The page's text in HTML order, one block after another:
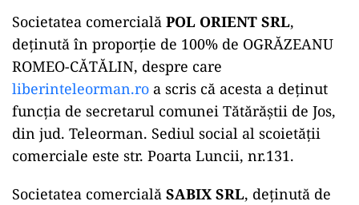
Societatea comercială POL ORIENT SRL,
deținută în proporție de 100% de OGRĂZEANU
ROMEO-CĂTĂLIN, despre care
liberinteleorman.ro a scris că acesta a deținut
funcția de secretarul comunei Tătărăștii de Jos,
din jud. Teleorman. Sediul social al scoietății
comerciale este str. Poarta Luncii, nr.131.
Societatea comercială SABIX SRL, deținută de